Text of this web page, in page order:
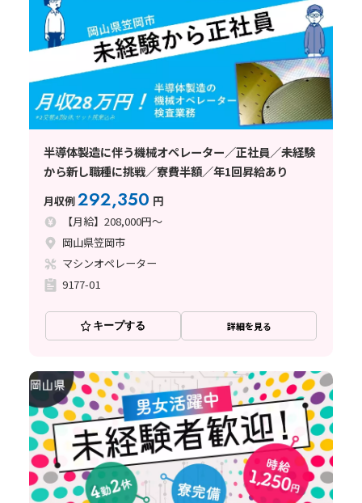
半導体製造に伴う機械オペレーター／正社員／未経験
から新し職種に挑戦／寮費半額／年1回昇給あり
月収例292,350 円
【月給】208,000円～
岡山県笠岡市
マシンオペレーター
9177-01
キープする 詳細を見る